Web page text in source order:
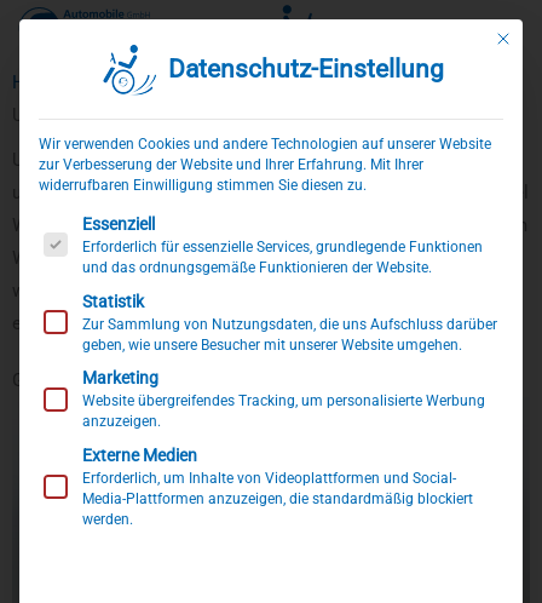
Zum
Inhalt
springen
Home Über uns» Team
Unser Team
Unser Team besteht aus Mitarbeitern mit ganz
unterschiedlichen Hintergründen und Kenntnissen. Wir legen viel
Wert auf die Balance zwischen technischem und medizinischem
Wissen, die ständig geschult werden müssen. Nur so können
wir die Belange unserer Kunden optimal in die Umbaukonzepte
einfließen lassen.
Geschäftsleitung
Mit
Datenschutz-Einstellung
Wir verwenden Cookies und andere Technologien auf unserer Website
zur Verbesserung der Website und Ihrer Erfahrung. Mit Ihrer
widerrufbaren Einwilligung stimmen Sie diesen zu.
Es folgt eine Liste der Service-Gruppen, für die eine
Essenziell
Erforderlich für essenzielle Services, grundlegende Funktionen
und das ordnungsgemäße Funktionieren der Website.
Statistik
Zur Sammlung von Nutzungsdaten, die uns Aufschluss darüber
geben, wie unsere Besucher mit unserer Website umgehen.
Marketing
Website übergreifendes Tracking, um personalisierte Werbung
anzuzeigen.
Externe Medien
Erforderlich, um Inhalte von Videoplattformen und Social-
Media-Plattformen anzuzeigen, die standardmäßig blockiert
werden.